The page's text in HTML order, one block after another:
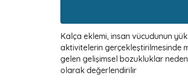
Kalça eklemi, insan vücudunun
aktivitelerin gerçekleştirilmesinde
gelen gelişimsel bozukluklar
olarak değerlendirilir